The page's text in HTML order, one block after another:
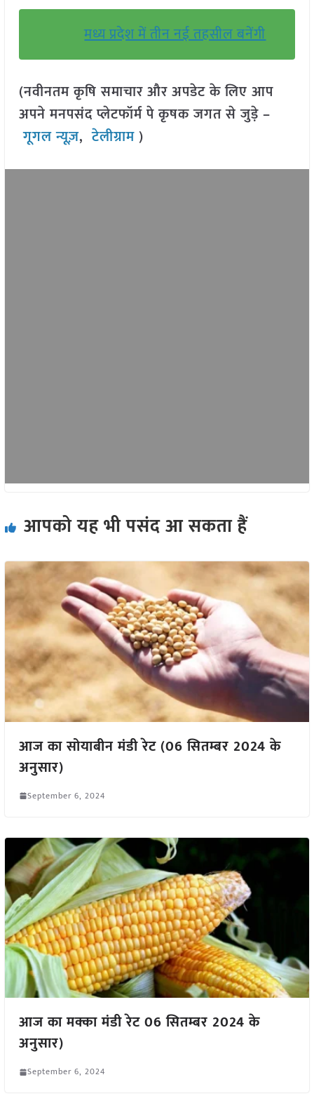
मध्य प्रदेश में तीन नई तहसील बनेंगी
(नवीनतम कृषि समाचार और अपडेट के लिए आप
अपने मनपसंद प्लेटफॉर्म पे कृषक जगत से जुड़े –
गूगल न्यूज़,टेलीग्राम )
आपको यह भी पसंद आ सकता हैं
आज का सोयाबीन मंडी रेट (06 सितम्बर 2024 के
अनुसार)
September 6, 2024
आज का मक्का मंडी रेट 06 सितम्बर 2024 के
अनुसार)
September 6, 2024